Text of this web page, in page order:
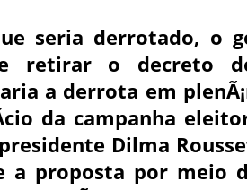
seria derrotado, o
retirar o decreto do
a derrota em
da campanha
Dilma
a proposta por meio